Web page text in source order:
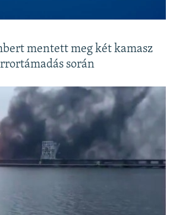
mentett meg két kamasz
során